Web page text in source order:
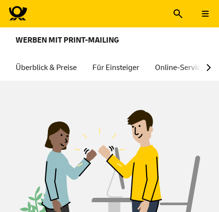
WERBEN MIT PRINT-MAILING
Überblick & Preise Für Einsteiger Online-Services